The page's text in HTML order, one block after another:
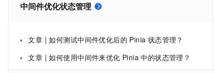
中间件优化状态管理
文章 | 如何测试中间件优化后的 Pinia 状态管理？
文章 | 如何使用中间件来优化 Pinia 中的状态管理？